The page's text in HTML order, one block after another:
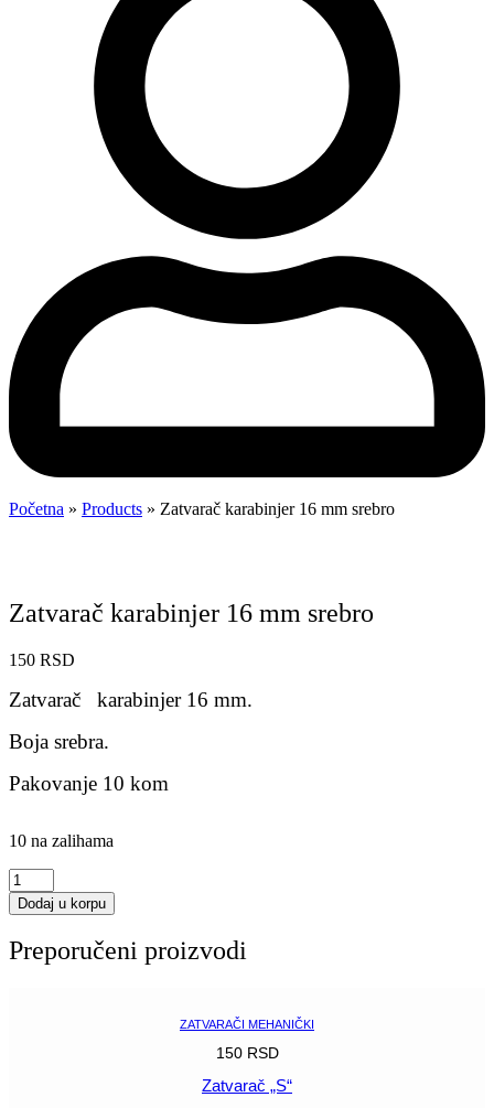
Početna » Products » Zatvarač karabinjer 16 mm srebro
Zatvarač karabinjer 16 mm srebro
150 RSD
Zatvarač karabinjer 16 mm.
Boja srebra.
Pakovanje 10 kom
10 na zalihama
Zatvarač
karabinjer
16
srebro
Dodaj u korpu
Preporučeni proizvodi
ZATVARAČI MEHANIČKI
150 RSD
Zatvarač „S“